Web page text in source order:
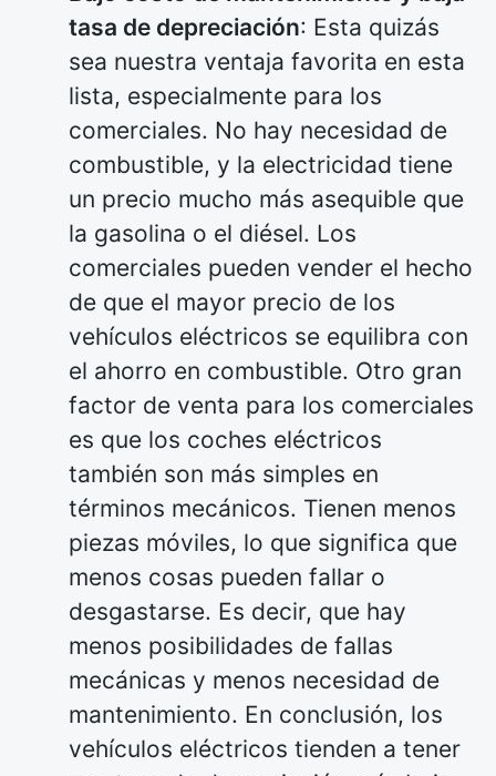
tasa de depreciación: Esta quizás
sea nuestra ventaja favorita en esta
lista, especialmente para los
comerciales. No hay necesidad de
combustible, y la electricidad tiene
un precio mucho más asequible que
la gasolina o el diésel. Los
comerciales pueden vender el hecho
de que el mayor precio de los
vehículos eléctricos se equilibra con
el ahorro en combustible. Otro gran
factor de venta para los comerciales
es que los coches eléctricos
también son más simples en
términos mecánicos. Tienen menos
piezas móviles, lo que significa que
menos cosas pueden fallar o
desgastarse. Es decir, que hay
menos posibilidades de fallas
mecánicas y menos necesidad de
mantenimiento. En conclusión, los
vehículos eléctricos tienden a tener